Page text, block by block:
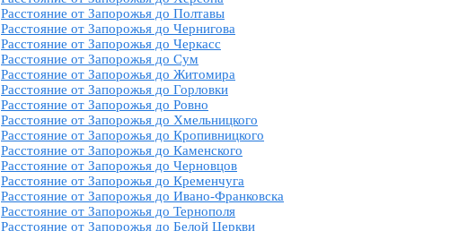
Расстояние от Запорожья до Полтавы
Расстояние от Запорожья до Чернигова
Расстояние от Запорожья до Черкасс
Расстояние от Запорожья до Сум
Расстояние от Запорожья до Житомира
Расстояние от Запорожья до Горловки
Расстояние от Запорожья до Ровно
Расстояние от Запорожья до Хмельницкого
Расстояние от Запорожья до Кропивницкого
Расстояние от Запорожья до Каменского
Расстояние от Запорожья до Черновцов
Расстояние от Запорожья до Кременчуга
Расстояние от Запорожья до Ивано-Франковска
Расстояние от Запорожья до Тернополя
Расстояние от Запорожья до Белой Церкви